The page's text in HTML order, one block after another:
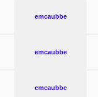
emcaubbe
emcaubbe
emcaubbe